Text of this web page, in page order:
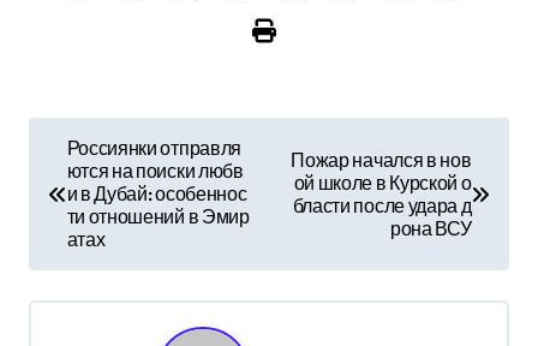
и
Россиянки отправля
ются на поиски любв
и в Дубай: особеннос
ти отношений в Эмир
атах
Пожар начался в нов
ой школе в Курской о
бласти после удара д
рона ВСУ